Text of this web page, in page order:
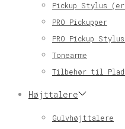
Pickup Stylus
PRO Pickupper
PRO Pickup
Tonearme
Tilbehør til
Højttalere
Gulvhøjttalere